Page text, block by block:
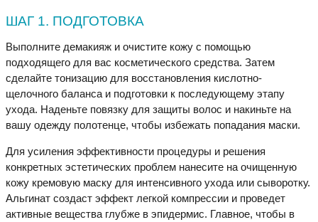
ШАГ 1. ПОДГОТОВКА
Выполните демакияж и очистите кожу с помощью
подходящего для вас косметического средства. Затем
сделайте тонизацию для восстановления кислотно-
щелочного баланса и подготовки к последующему этапу
ухода. Наденьте повязку для защиты волос и накиньте на
вашу одежду полотенце, чтобы избежать попадания маски.
Для усиления эффективности процедуры и решения
конкретных эстетических проблем нанесите на очищенную
кожу кремовую маску для интенсивного ухода или сыворотку.
Альгинат создаст эффект легкой компрессии и проведет
активные вещества глубже в эпидермис. Главное, чтобы в